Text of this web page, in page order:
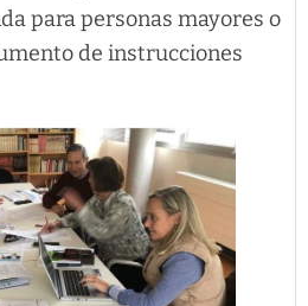
para personas mayores o
de instrucciones